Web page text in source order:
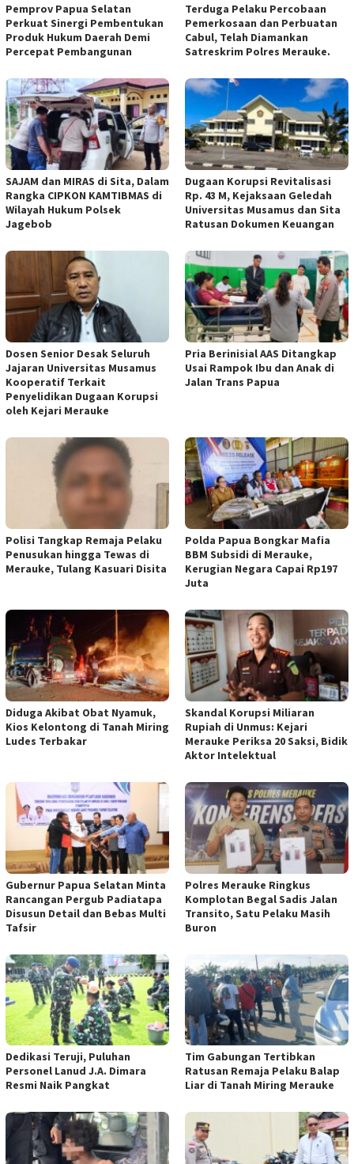
Pemprov Papua Selatan
Perkuat Sinergi Pembentukan
Produk Hukum Daerah Demi
Percepat Pembangunan
Terduga Pelaku Percobaan
Pemerkosaan dan Perbuatan
Cabul, Telah Diamankan
Satreskrim Polres Merauke.
SAJAM dan MIRAS di Sita, Dalam
Rangka CIPKON KAMTIBMAS di
Wilayah Hukum Polsek
Jagebob
Dugaan Korupsi Revitalisasi
Rp. 43 M, Kejaksaan Geledah
Universitas Musamus dan Sita
Ratusan Dokumen Keuangan
Dosen Senior Desak Seluruh
Jajaran Universitas Musamus
Kooperatif Terkait
Penyelidikan Dugaan Korupsi
oleh Kejari Merauke
Pria Berinisial AAS Ditangkap
Usai Rampok Ibu dan Anak di
Jalan Trans Papua
Polisi Tangkap Remaja Pelaku
Penusukan hingga Tewas di
Merauke, Tulang Kasuari Disita
Polda Papua Bongkar Mafia
BBM Subsidi di Merauke,
Kerugian Negara Capai Rp197
Juta
Diduga Akibat Obat Nyamuk,
Kios Kelontong di Tanah Miring
Ludes Terbakar
Skandal Korupsi Miliaran
Rupiah di Unmus: Kejari
Merauke Periksa 20 Saksi, Bidik
Aktor Intelektual
Gubernur Papua Selatan Minta
Rancangan Pergub Padiatapa
Disusun Detail dan Bebas Multi
Tafsir
Polres Merauke Ringkus
Komplotan Begal Sadis Jalan
Transito, Satu Pelaku Masih
Buron
Dedikasi Teruji, Puluhan
Personel Lanud J.A. Dimara
Resmi Naik Pangkat
Tim Gabungan Tertibkan
Ratusan Remaja Pelaku Balap
Liar di Tanah Miring Merauke